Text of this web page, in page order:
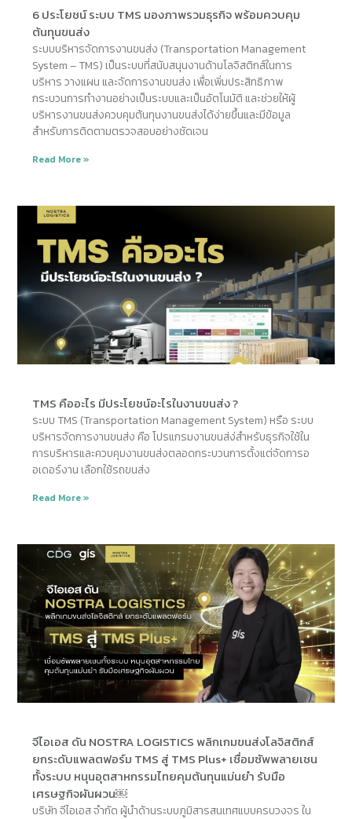
6 ประโยชน์ ระบบ TMS มองภาพรวมธุรกิจ พร้อมควบคุม
ต้นทุนขนส่ง
ระบบบริหารจัดการงานขนส่ง (Transportation Management
System – TMS) เป็นระบบที่สนับสนุนงานด้านโลจิสติกส์ในการ
บริหาร วางแผน และจัดการงานขนส่ง เพื่อเพิ่มประสิทธิภาพ
กระบวนการทำงานอย่างเป็นระบบและเป็นอัตโนมัติ และช่วยให้ผู้
บริหารงานขนส่งควบคุมต้นทุนงานขนส่งได้ง่ายขึ้นและมีข้อมูล
สำหรับการติดตามตรวจสอบอย่างชัดเจน
Read More »
TMS คืออะไร มีประโยชน์อะไรในงานขนส่ง ?
ระบบ TMS (Transportation Management System) หรือ ระบบ
บริหารจัดการงานขนส่ง คือ โปรแกรมงานขนส่ง่สำหรับธุรกิจใช้ใน
การบริหารและควบคุมงานขนส่งตลอดกระบวนการตั้งแต่จัดการอ
อเดอร์งาน เลือกใช้รถขนส่ง
Read More »
จีไอเอส ดัน NOSTRA LOGISTICS พลิกเกมขนส่งโลจิสติกส์
ยกระดับแพลตฟอร์ม TMS สู่ TMS Plus+ เชื่อมซัพพลายเชน
ทั้งระบบ หนุนอุตสาหกรรมไทยคุมต้นทุนแม่นยำ รับมือ
เศรษฐกิจผันผวน￼
บริษัท จีไอเอส จำกัด ผู้นำด้านระบบภูมิสารสนเทศแบบครบวงจร ใน